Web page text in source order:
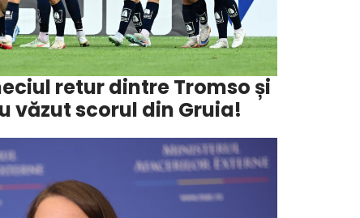
retur dintre Tromso și
văzut scorul din Gruia!